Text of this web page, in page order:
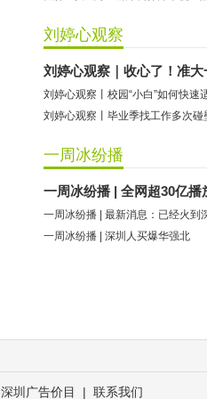
刘婷心观察
刘婷心观察丨校园“小白”如何快速
刘婷心观察丨毕业季找工作多次碰
一周冰纷播
一周冰纷播 | 最新消息：已经火到
一周冰纷播 | 深圳人买爆华强北
深圳广告价目 | 联系我们